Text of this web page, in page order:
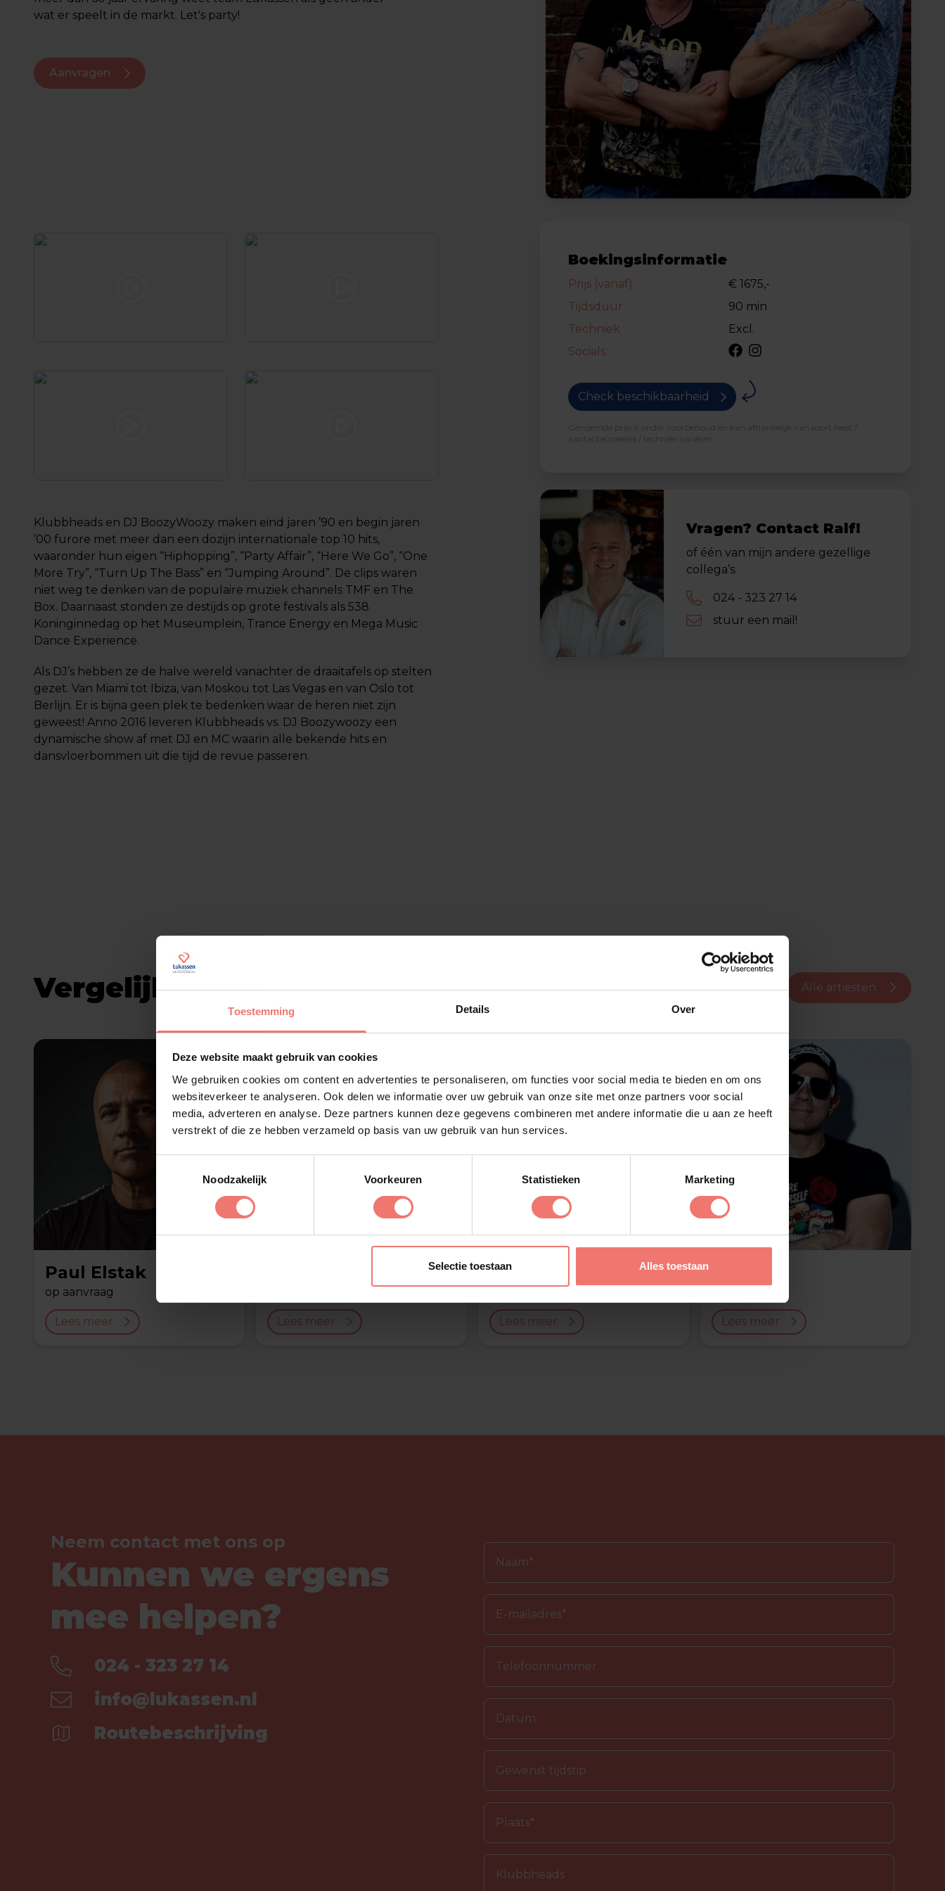
Toestemming Details Over
Deze website maakt gebruik van cookies
We gebruiken cookies om content en advertenties te personaliseren, om functies voor social media te bieden en om ons
websiteverkeer te analyseren. Ook delen we informatie over uw gebruik van onze site met onze partners voor social
media, adverteren en analyse. Deze partners kunnen deze gegevens combineren met andere informatie die u aan ze heeft
verstrekt of die ze hebben verzameld op basis van uw gebruik van hun services.
Noodzakelijk
Voorkeuren Statistieken Marketing
Selectie toestaan Alles toestaan
wat er speelt in de markt. Let's party!
Aanvragen
Klubbheads en DJ BoozyWoozy maken eind jaren ’90 en begin jaren
’00 furore met meer dan een dozijn internationale top 10 hits,
waaronder hun eigen “Hiphopping”, “Party Affair”, “Here We Go”, “One
More Try”, “Turn Up The Bass” en “Jumping Around”. De clips waren
niet weg te denken van de populaire muziek channels TMF en The
Box. Daarnaast stonden ze destijds op grote festivals als 538
Koninginnedag op het Museumplein, Trance Energy en Mega Music
Dance Experience.
Als DJ’s hebben ze de halve wereld vanachter de draaitafels op stelten
gezet. Van Miami tot Ibiza, van Moskou tot Las Vegas en van Oslo tot
Berlijn. Er is bijna geen plek te bedenken waar de heren niet zijn
geweest! Anno 2016 leveren Klubbheads vs. DJ Boozywoozy een
dynamische show af met DJ en MC waarin alle bekende hits en
dansvloerbommen uit die tijd de revue passeren.
Boekingsinformatie
Prijs (vanaf)
€ 1675,-
Tijdsduur
90 min
Techniek
Excl.
Socials
Check beschikbaarheid
Genoemde prijs is onder voorbehoud en kan afhankelijk van soort feest /
aantal bezoekers / techniek variëren.
Vragen? Contact Ralf!
of één van mijn andere gezellige
collega’s.
024 - 323 27 14
stuur een mail!
Vergelijkbare artiesten Alle artiesten
Paul Elstak
op aanvraag
Lees meer Lees meer
Party Animals
Lees meer Lees meer
Neem contact met ons op
Kunnen we ergens
mee helpen?
024 - 323 27 14
info@lukassen.nl
Routebeschrijving